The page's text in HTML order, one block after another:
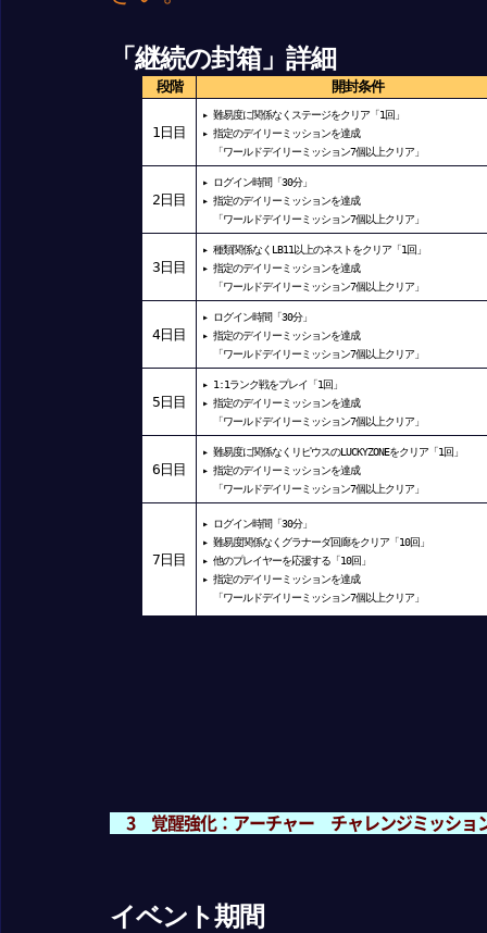
「継続の封箱」詳細
段階 開封条件
1 日目
▸ 難易度に関係なくステージをクリア「1回」
▸ 指定のデイリーミッションを達成
「ワールドデイリーミッション7個以上クリア」
2 日目
▸ ログイン時間「30分」
▸ 指定のデイリーミッションを達成
「ワールドデイリーミッション7個以上クリア」
3 日目
▸ 種類関係なくLB11以上のネストをクリア「1回」
▸ 指定のデイリーミッションを達成
「ワールドデイリーミッション7個以上クリア」
4日目
▸ ログイン時間「30分」
▸ 指定のデイリーミッションを達成
「ワールドデイリーミッション7個以上クリア」
5 日目
▸ 1:1ランク戦をプレイ「1回」
▸ 指定のデイリーミッションを達成
「ワールドデイリーミッション7個以上クリア」
6 日目
▸ 難易度に関係なくリピウスのLUCKYZONEをクリア「1回」
▸ 指定のデイリーミッションを達成
「ワールドデイリーミッション7個以上クリア」
7 日目
▸ ログイン時間「30分」
▸ 難易度関係なくグラナーダ回廊をクリア「10回」
▸ 他のプレイヤーを応援する「10回」
▸ 指定のデイリーミッションを達成
「ワールドデイリーミッション7個以上クリア」
3 覚醒強化：アーチャー チャレンジミッショ
イベント期間